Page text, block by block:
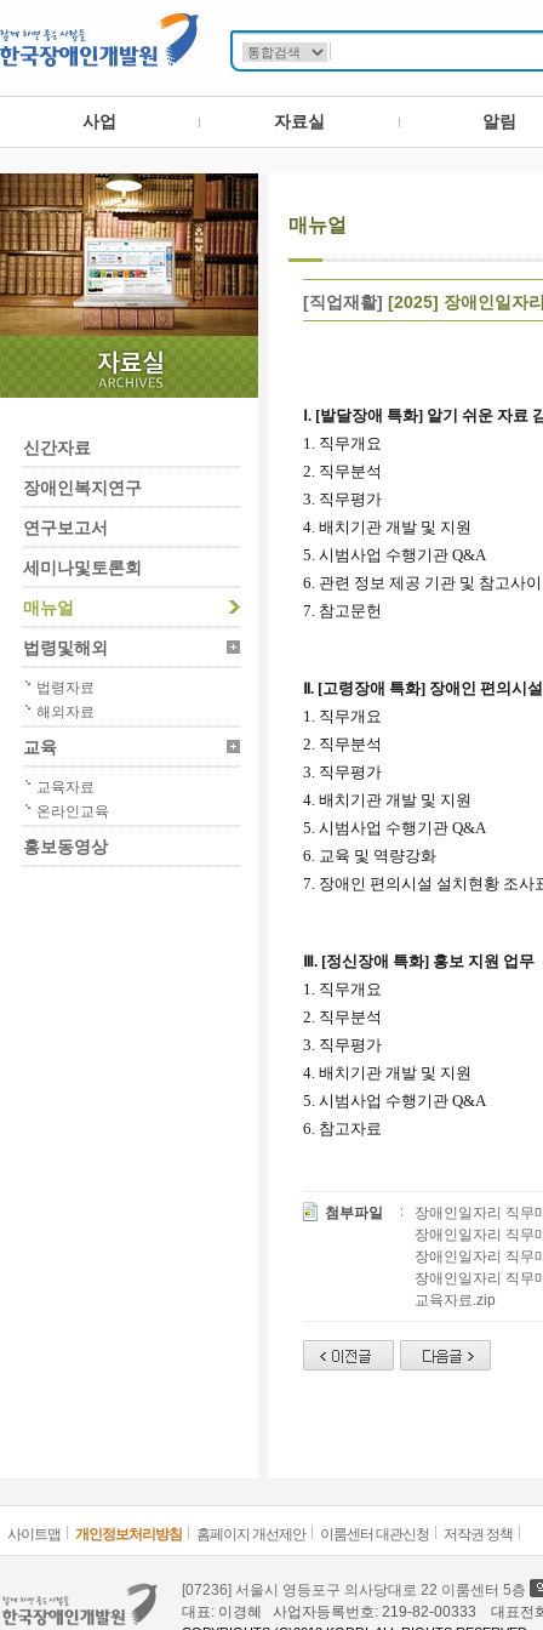
사업 자료실 알림
신간자료
장애인복지연구
연구보고서
세미나및토론회
매뉴얼
법령및해외
법령자료
해외자료
교육
교육자료
온라인교육
홍보동영상
매뉴얼
[직업재활] [2025] 장애인일자
Ⅰ. [발달장애 특화] 알기 쉬운 자료
1. 직무개요
2. 직무분석
3. 직무평가
4. 배치기관 개발 및 지원
5. 시범사업 수행기관 Q&A
6. 관련 정보 제공 기관 및 참고사
7. 참고문헌
Ⅱ. [고령장애 특화] 장애인 편의시
1. 직무개요
2. 직무분석
3. 직무평가
4. 배치기관 개발 및 지원
5. 시범사업 수행기관 Q&A
6. 교육 및 역량강화
7. 장애인 편의시설 설치현황 조사
Ⅲ. [정신장애 특화] 홍보 지원 업무
1. 직무개요
2. 직무분석
3. 직무평가
4. 배치기관 개발 및 지원
5. 시범사업 수행기관 Q&A
6. 참고자료
첨부파일
장애인일자리 직무
장애인일자리 직무
장애인일자리 직무
장애인일자리 직무
교육자료.zip
사이트맵 개인정보처리방침 홈페이지 개선제안 이룸센터 대관신청 저작권 정책
[07236] 서울시 영등포구 의사당대로 22 이룸센터 5층
대표: 이경혜 사업자등록번호: 219-82-00333 대표